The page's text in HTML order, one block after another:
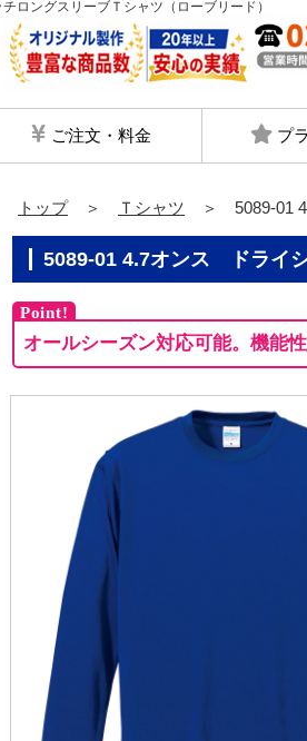
ングスリーブＴシャツ（ローブリード）
ご注文・料金 プ
トップ＞ Ｔシャツ ＞ 5089-01
5089-01 4.7オンス ドライ
オールシーズン対応可能。機能